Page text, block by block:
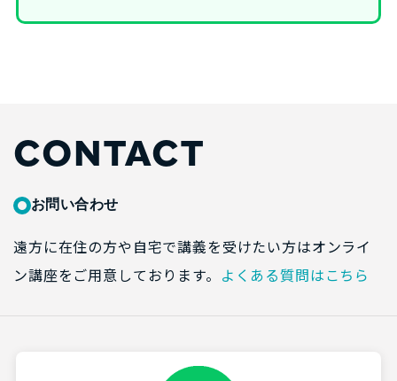
CONTACT
お問い合わせ
遠方に在住の方や自宅で講義を受けたい方はオンライ
ン講座をご用意しております。 よくある質問はこちら